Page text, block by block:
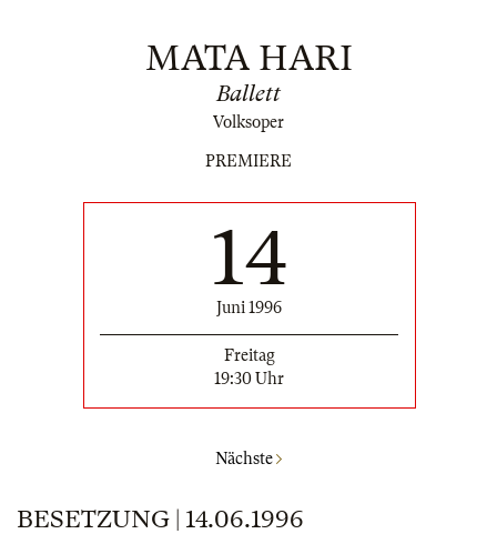
MATA HARI
Ballett
Volksoper
PREMIERE
14
Juni 1996
Freitag
19:30 Uhr
Nächste
BESETZUNG | 14.06.1996